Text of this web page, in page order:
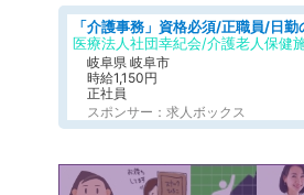
岐阜県 岐阜市
時給1,150円
正社員
スポンサー：求人ボックス